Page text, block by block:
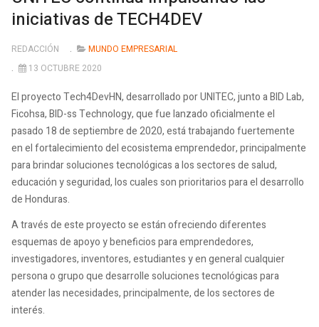
iniciativas de TECH4DEV
REDACCIÓN
MUNDO EMPRESARIAL
13 OCTUBRE 2020
El proyecto Tech4DevHN, desarrollado por UNITEC, junto a BID Lab,
Ficohsa, BID-ss Technology, que fue lanzado oficialmente el
pasado 18 de septiembre de 2020, está trabajando fuertemente
en el fortalecimiento del ecosistema emprendedor, principalmente
para brindar soluciones tecnológicas a los sectores de salud,
educación y seguridad, los cuales son prioritarios para el desarrollo
de Honduras.
A través de este proyecto se están ofreciendo diferentes
esquemas de apoyo y beneficios para emprendedores,
investigadores, inventores, estudiantes y en general cualquier
persona o grupo que desarrolle soluciones tecnológicas para
atender las necesidades, principalmente, de los sectores de
interés.